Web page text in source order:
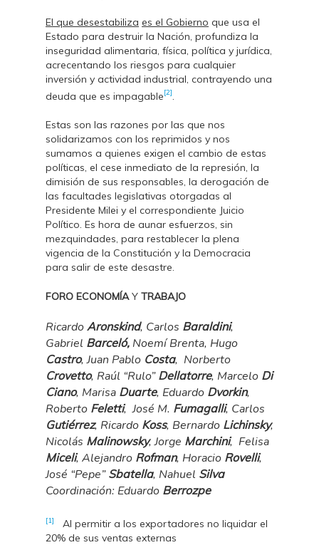
El que desestabiliza es el Gobierno que usa el
Estado para destruir la Nación, profundiza la
inseguridad alimentaria, física, política y jurídica,
acrecentando los riesgos para cualquier
inversión y actividad industrial, contrayendo una
deuda que es impagable[2]
Estas son las razones por las que nos
solidarizamos con los reprimidos y nos
sumamos a quienes exigen el cambio de estas
políticas, el cese inmediato de la represión, la
dimisión de sus responsables, la derogación de
las facultades legislativas otorgadas al
Presidente Milei y el correspondiente Juicio
Político. Es hora de aunar esfuerzos, sin
mezquindades, para restablecer la plena
vigencia de la Constitución y la Democracia
para salir de este desastre.
FORO ECONOMÍAY TRABAJO
Ricardo Aronskind, Carlos Baraldini,
Gabriel Barceló, Noemí Brenta, Hugo
Castro, Juan Pablo Costa, Norberto
Crovetto, Raúl “Rulo” Dellatorre, Marcelo Di
Ciano, Marisa Duarte, Eduardo Dvorkin,
Roberto Feletti,José M. Fumagalli, Carlos
Gutiérrez, Ricardo Koss, Bernardo Lichinsky,
Nicolás Malinowsky, Jorge Marchini, Felisa
Miceli, Alejandro Rofman, Horacio Rovelli,
José “Pepe” Sbatella, Nahuel Silva
Coordinación: Eduardo Berrozpe
[1]
Al permitir a los exportadores no liquidar el
20% de sus ventas externas